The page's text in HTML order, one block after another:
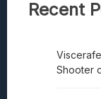
Recent
Shooter